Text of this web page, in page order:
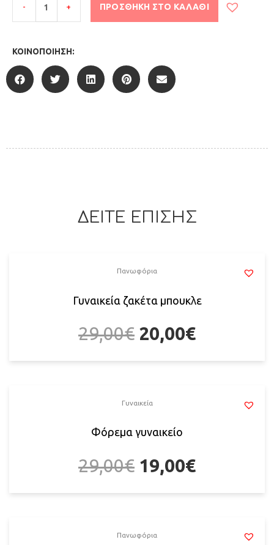
- + ΠΡΟΣΘΉΚΗ ΣΤΟ ΚΑΛΆΘΙ
ΚΟΙΝΟΠΟΊΗΣΗ:
ΔΕΙΤΕ ΕΠΙΣΗΣ
Πανωφόρια
Γυναικεία ζακέτα μπουκλε
29,00€ 20,00€
Γυναικεία
Φόρεμα γυναικείο
29,00€ 19,00€
Πανωφόρια